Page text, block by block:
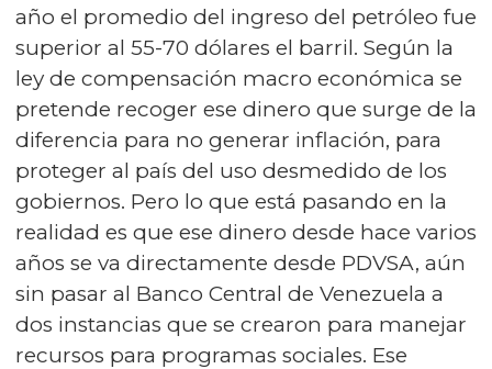
año el promedio del ingreso del petróleo fue
superior al 55-70 dólares el barril. Según la
ley de compensación macro económica se
pretende recoger ese dinero que surge de la
diferencia para no generar inflación, para
proteger al país del uso desmedido de los
gobiernos. Pero lo que está pasando en la
realidad es que ese dinero desde hace varios
años se va directamente desde PDVSA, aún
sin pasar al Banco Central de Venezuela a
dos instancias que se crearon para manejar
recursos para programas sociales. Ese